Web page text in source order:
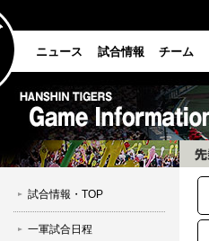
ニュース 試合情報 チーム
試合情報・TOP
一軍試合日程